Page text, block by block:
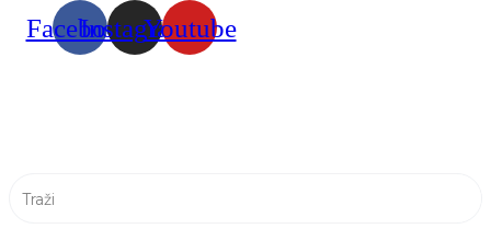
FacebookInstagramYoutube